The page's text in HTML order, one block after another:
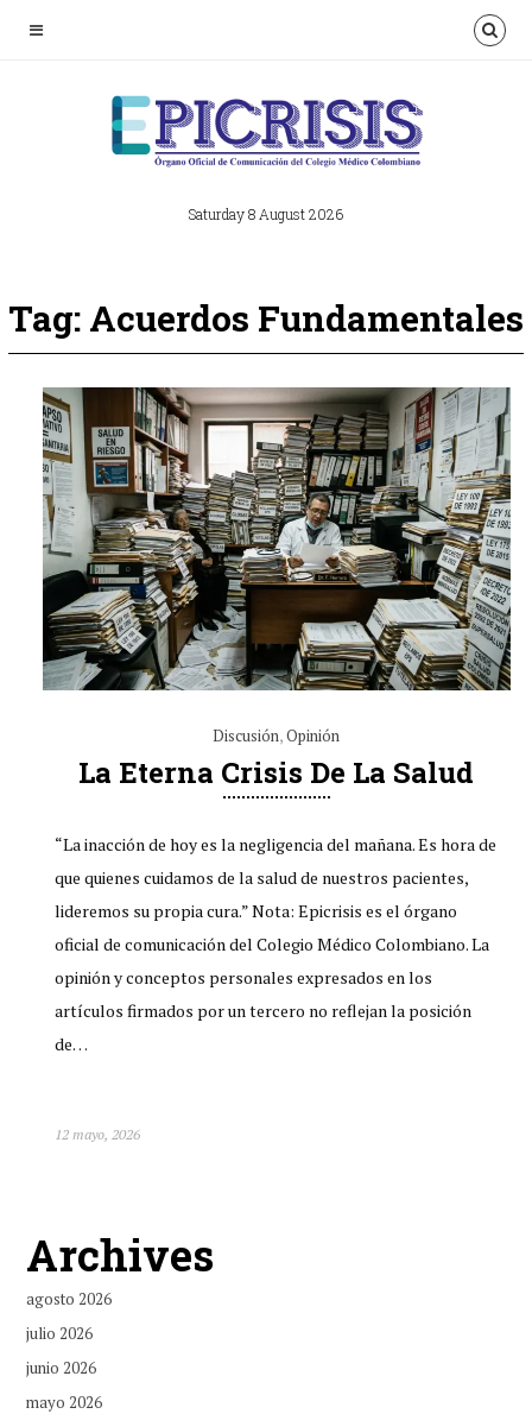
Saturday 8 August 2026
Tag: Acuerdos Fundamentales
Discusión,Opinión
La Eterna Crisis De La Salud
“La inacción de hoy es la negligencia del mañana. Es hora de
que quienes cuidamos de la salud de nuestros pacientes,
lideremos su propia cura.” Nota: Epicrisis es el órgano
oficial de comunicación del Colegio Médico Colombiano. La
opinión y conceptos personales expresados en los
artículos firmados por un tercero no reflejan la posición
de…
12 mayo, 2026
Archives
agosto 2026
julio 2026
junio 2026
mayo 2026